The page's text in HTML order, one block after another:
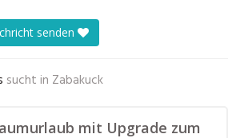
senden
sucht in Zabakuck
mit Upgrade zum